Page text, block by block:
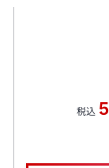
税込